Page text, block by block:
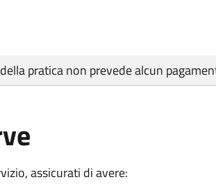
pratica non prevede alcun
assicurati di avere: